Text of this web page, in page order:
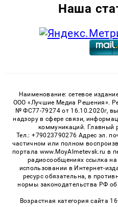
Наша
Наименование: сетевое
ООО «Лучшие Медиа Решения».
№ ФС77-79274 от 16.10.2020г,
надзору в сфере связи,
коммуникаций. Главный
Тел.: +79023790276 Адрес эл.
частичном или полном
портала www.MoyAlmetevsk.ru в
радиосообщениях ссылка
использовании в Интернет-
ресурс обязательна, в
нормы законодательства РФ
Возрастная категория сайта